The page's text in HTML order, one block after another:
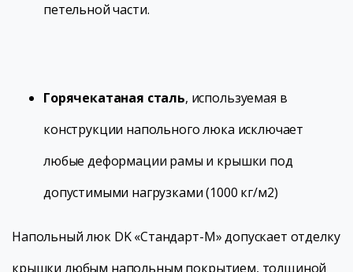
петельной части.
Горячекатаная сталь, используемая в
конструкции напольного люка исключает
любые деформации рамы и крышки под
допустимыми нагрузками (1000 кг/м2)
Напольный люк DK «Стандарт-М» допускает отделку
крышки любым напольным покрытием, толщиной